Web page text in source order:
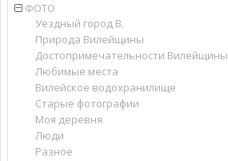
ФОТО
Уездный город В.
Природа Вилейщины
Достопримечательности Вилейщины
Любимые места
Вилейское водохранилище
Старые фотографии
Моя деревня
Люди
Разное